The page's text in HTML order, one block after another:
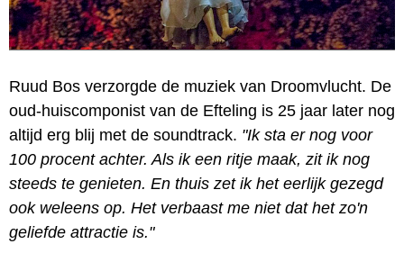
Ruud Bos verzorgde de muziek van Droomvlucht. De
oud-huiscomponist van de Efteling is 25 jaar later nog
altijd erg blij met de soundtrack. "Ik sta er nog voor
100 procent achter. Als ik een ritje maak, zit ik nog
steeds te genieten. En thuis zet ik het eerlijk gezegd
ook weleens op. Het verbaast me niet dat het zo'n
geliefde attractie is."